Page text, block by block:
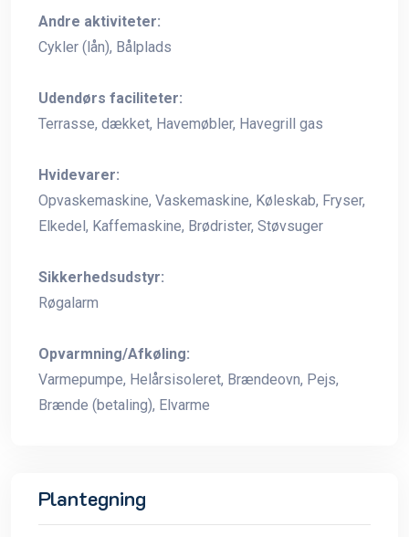
Andre aktiviteter:
Cykler (lån), Bålplads
Udendørs faciliteter:
Terrasse, dækket, Havemøbler, Havegrill gas
Hvidevarer:
Opvaskemaskine, Vaskemaskine, Køleskab, Fryser,
Elkedel, Kaffemaskine, Brødrister, Støvsuger
Sikkerhedsudstyr:
Røgalarm
Opvarmning/Afkøling:
Varmepumpe, Helårsisoleret, Brændeovn, Pejs,
Brænde (betaling), Elvarme
Plantegning